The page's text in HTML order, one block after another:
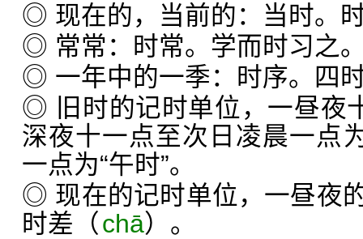
◎ 现在的，当前的：当时。
◎ 常常：时常。学而时习之
◎ 一年中的一季：时序。四
◎ 旧时的记时单位，一昼夜
深夜十一点至次日凌晨一点
一点为“午时”。
◎ 现在的记时单位，一昼夜
时差（chā）。